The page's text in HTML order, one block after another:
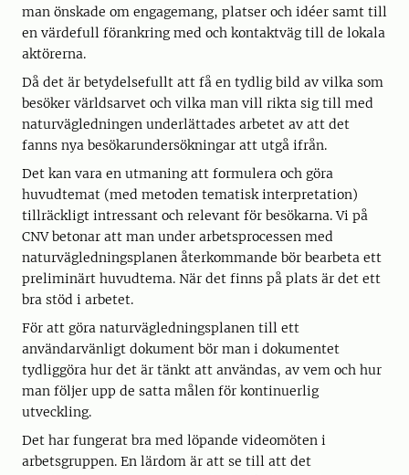
man önskade om engagemang, platser och idéer samt till
en värdefull förankring med och kontaktväg till de lokala
aktörerna.
Då det är betydelsefullt att få en tydlig bild av vilka som
besöker världsarvet och vilka man vill rikta sig till med
naturvägledningen underlättades arbetet av att det
fanns nya besökarundersökningar att utgå ifrån.
Det kan vara en utmaning att formulera och göra
huvudtemat (med metoden tematisk interpretation)
tillräckligt intressant och relevant för besökarna. Vi på
CNV betonar att man under arbetsprocessen med
naturvägledningsplanen återkommande bör bearbeta ett
preliminärt huvudtema. När det finns på plats är det ett
bra stöd i arbetet.
För att göra naturvägledningsplanen till ett
användarvänligt dokument bör man i dokumentet
tydliggöra hur det är tänkt att användas, av vem och hur
man följer upp de satta målen för kontinuerlig
utveckling.
Det har fungerat bra med löpande videomöten i
arbetsgruppen. En lärdom är att se till att det